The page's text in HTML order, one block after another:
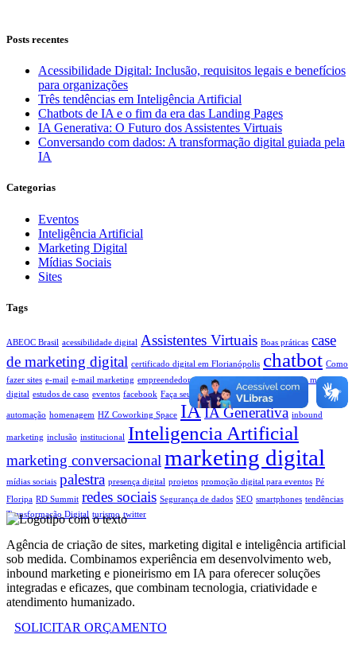
Posts recentes
Acessibilidade Digital: Inclusão, requisitos legais e benefícios
para organizações
Três tendências em Inteligência Artificial
Chatbots de IA e o fim da era das Landing Pages
IA Generativa: O Futuro dos Assistentes Virtuais
Conversando com dados: A transformação digital guiada pela
IA
Categorias
Eventos
Inteligência Artificial
Marketing Digital
Mídias Sociais
Sites
Tags
ABEOC Brasil acessibilidade digital Assistentes Virtuais Boas práticas case
de marketing digital certificado digital em Florianópolis chatbot Como
fazer sites e-mail e-mail marketing empreendedores EsferaMix
estratégia de marketing
digital estudos de caso eventos facebook Faça seu site Filmes Que Voam
automação homenagem HZ Coworking Space IAIA Generativa inbound
marketing inclusão institucional Inteligencia Artificial
marketing conversacional marketing digital
mídias sociais palestra presença digital projetos promoção digital para eventos Pé
Floripa RD Summit redes sociais Segurança de dados SEO smartphones tendências
Transformação Digital turismo twitter
Agência de criação de sites, marketing digital e inteligência artificial
sob medida. Combinamos experiência em desenvolvimento web,
inbound marketing e pioneirismo em IA para oferecer soluções
integradas e eficazes, que combinam tecnologia, criatividade e
atendimento humanizado.
SOLICITAR ORÇAMENTO